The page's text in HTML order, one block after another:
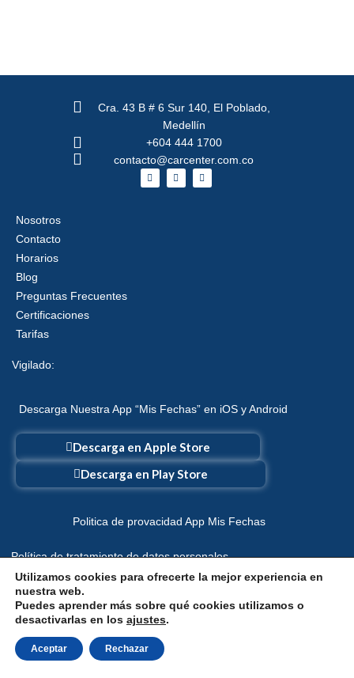
Cra. 43 B # 6 Sur 140, El Poblado,
Medellín
+604 444 1700
contacto@carcenter.com.co
F
a
c
X
-
t
I
n
s
Nosotros
Contacto
Horarios
Blog
Preguntas Frecuentes
Certificaciones
Tarifas
Vigilado:
Descarga Nuestra App “Mis Fechas” en iOS y Android
Descarga en Apple Store
Descarga en Play Store
Politica de provacidad App Mis Fechas
Política de tratamiento de datos personales
Política de devolución por Retracto
Utilizamos cookies para ofrecerte la mejor experiencia en
nuestra web.
Puedes aprender más sobre qué cookies utilizamos o
desactivarlas en los ajustes.
Aceptar Rechazar